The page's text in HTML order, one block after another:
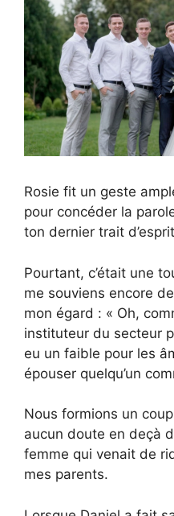
Rosie fit un geste
pour concéder la
ton dernier trait
Pourtant, c’était une
me souviens encore
mon égard : « Oh,
instituteur du secteur
eu un faible pour les
épouser quelqu’un
Nous formions un
aucun doute en deçà
femme qui venait de
mes parents.